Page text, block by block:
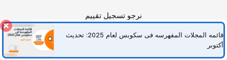
نرجو تسجيل تقييم
1
5
قائمه المجلات المفهرسه فی سکوبس لعام 2025: تحدیث
أکتوبر